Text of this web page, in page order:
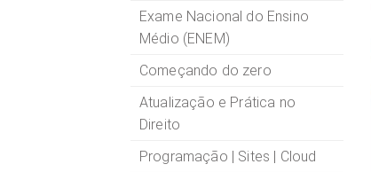
Exame Nacional do Ensino
Médio (ENEM)
Começando do zero
Atualização e Prática no
Direito
Programação | Sites | Cloud